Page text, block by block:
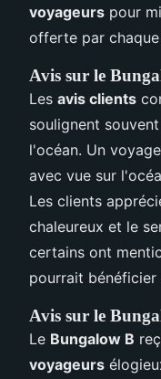
voyageurs pour
offerte par
Avis sur le
Les avis clients
soulignent
l'océan. Un
avec vue sur
Les clients
chaleureux et le
certains ont
pourrait bénéficier
Avis sur le
Le Bungalow B
voyageurs